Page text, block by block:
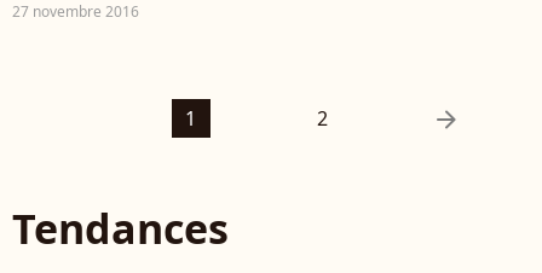
27 novembre 2016
1 2 arrow_right
Tendances